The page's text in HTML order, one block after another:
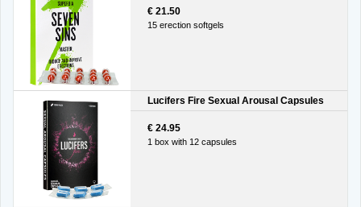
€ 21.50
15 erection softgels
Lucifers Fire Sexual Arousal Capsules
€ 24.95
1 box with 12 capsules